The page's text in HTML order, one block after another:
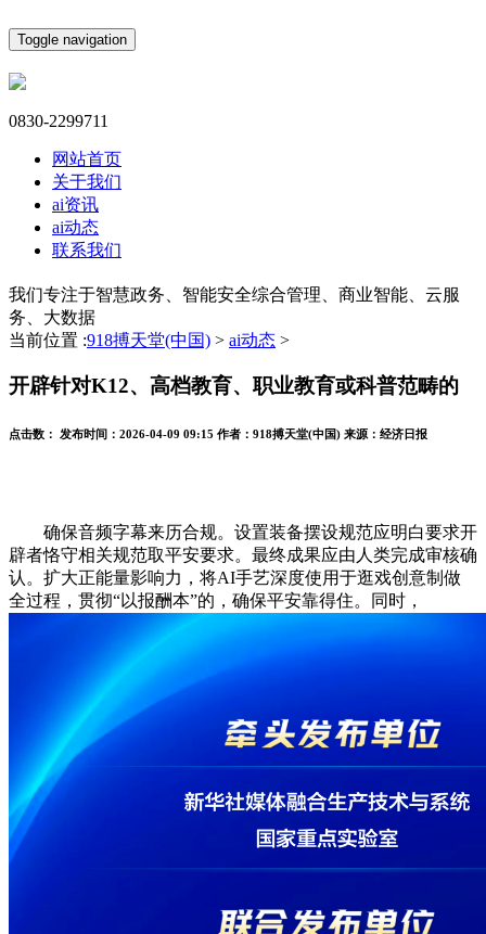
Toggle navigation
0830-2299711
网站首页
关于我们
ai资讯
ai动态
联系我们
我们专注于智慧政务、智能安全综合管理、商业智能、云服
务、大数据
当前位置 :918搏天堂(中国) > ai动态 >
开辟针对K12、高档教育、职业教育或科普范畴的
点击数： 发布时间： 2026-04-09 09:15 作者： 918搏天堂(中国) 来源： 经济日报
确保音频字幕来历合规。设置装备摆设规范应明白要求开
辟者恪守相关规范取平安要求。最终成果应由人类完成审核确
认。扩大正能量影响力，将AI手艺深度使用于逛戏创意制做
全过程，贯彻“以报酬本”的，确保平安靠得住。同时，